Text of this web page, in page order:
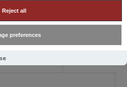
Reject all
preferences
CLIENT